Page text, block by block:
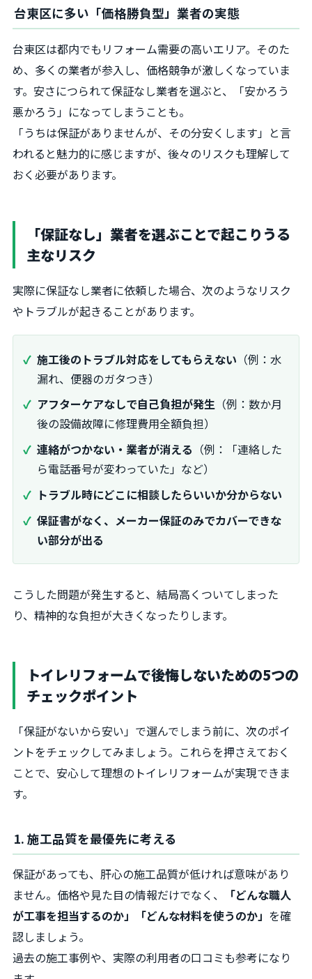
台東区に多い「価格勝負型」業者の実態
台東区は都内でもリフォーム需要の高いエリア。そのた
め、多くの業者が参入し、価格競争が激しくなっていま
す。安さにつられて保証なし業者を選ぶと、「安かろう
悪かろう」になってしまうことも。
「うちは保証がありませんが、その分安くします」と言
われると魅力的に感じますが、後々のリスクも理解して
おく必要があります。
「保証なし」業者を選ぶことで起こりうる
主なリスク
実際に保証なし業者に依頼した場合、次のようなリスク
やトラブルが起きることがあります。
施工後のトラブル対応をしてもらえない （例：水
漏れ、便器のガタつき）
アフターケアなしで自己負担が発生 （例：数か月
後の設備故障に修理費用全額負担）
連絡がつかない・業者が消える （例：「連絡した
ら電話番号が変わっていた」など）
トラブル時にどこに相談したらいいか分からない
保証書がなく、メーカー保証のみでカバーできな
い部分が出る
こうした問題が発生すると、結局高くついてしまった
り、精神的な負担が大きくなったりします。
トイレリフォームで後悔しないための5つの
チェックポイント
「保証がないから安い」で選んでしまう前に、次のポイ
ントをチェックしてみましょう。これらを押さえておく
ことで、安心して理想のトイレリフォームが実現できま
す。
1. 施工品質を最優先に考える
保証があっても、肝心の施工品質が低ければ意味があり
ません。価格や見た目の情報だけでなく、
「どんな職人
が工事を担当するのか」「どんな材料を使うのか」 を確
認しましょう。
過去の施工事例や、実際の利用者の口コミも参考になり